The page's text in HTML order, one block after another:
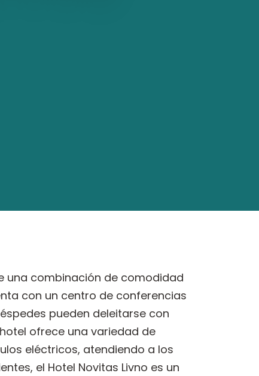
una combinación de comodidad
con un centro de conferencias
pueden deleitarse con
ofrece una variedad de
eléctricos, atendiendo a los
el Hotel Novitas Livno es un